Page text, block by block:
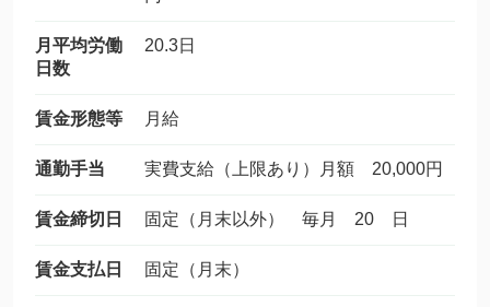
月平均労働
日数
20.3日
賃金形態等 月給
通勤手当 実費支給（上限あり）月額 20,000円
賃金締切日 固定（月末以外） 毎月 20 日
賃金支払日 固定（月末）